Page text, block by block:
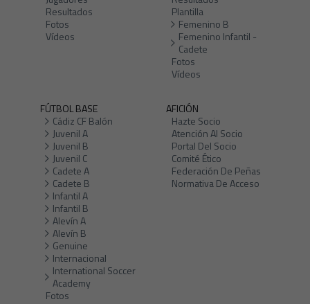
Resultados
Fotos
Vídeos
Plantilla
Femenino B
Femenino Infantil -
Cadete
Fotos
Vídeos
FÚTBOL BASE
Cádiz CF Balón
Juvenil A
Juvenil B
Juvenil C
Cadete A
Cadete B
Infantil A
Infantil B
Alevín A
Alevín B
Genuine
Internacional
International Soccer
Academy
Fotos
AFICIÓN
Hazte Socio
Atención Al Socio
Portal Del Socio
Comité Ético
Federación De Peñas
Normativa De Acceso